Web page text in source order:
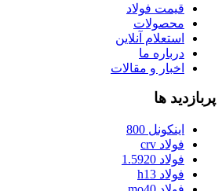
قیمت فولاد
محصولات
استعلام آنلاین
درباره ما
اخبار و مقالات
پربازدید ها
اینکونل 800
فولاد crv
فولاد 1.5920
فولاد h13